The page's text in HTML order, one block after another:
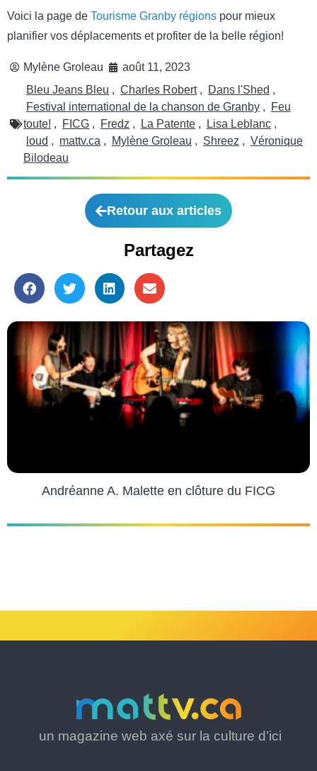
Voici la page de Tourisme Granby régions pour mieux
planifier vos déplacements et profiter de la belle région!
Mylène Groleau
août 11, 2023
Bleu Jeans Bleu , Charles Robert , Dans l'Shed ,
Festival international de la chanson de Granby ,
Feu
toute! , FICG , Fredz , La Patente , Lisa Leblanc ,
loud , mattv.ca , Mylène Groleau , Shreez , Véronique
Bilodeau
Retour aux articles
Partagez
Andréanne A. Malette en clôture du FICG
un magazine web axé sur la culture d’ici